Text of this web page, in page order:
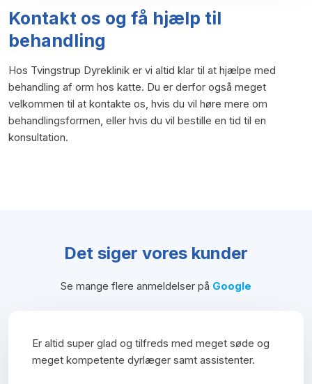
Kontakt os og få hjælp til
behandling
Hos Tvingstrup Dyreklinik er vi altid klar til at hjælpe med
behandling af orm hos katte. Du er derfor også meget
velkommen til at kontakte os, hvis du vil høre mere om
behandlingsformen, eller hvis du vil bestille en tid til en
konsultation.​
Det siger vores kunder​
Se mange flere anmeldelser på Google
​​Er altid super glad og tilfreds med meget søde og
meget kompetente dyrlæger samt assistenter.